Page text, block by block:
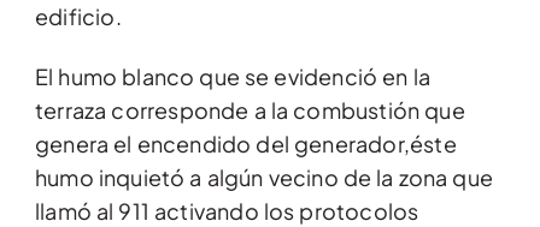
edificio.
El humo blanco que se evidenció en la
terraza corresponde a la combustión que
genera el encendido del generador,éste
humo inquietó a algún vecino de la zona que
llamó al 911 activando los protocolos